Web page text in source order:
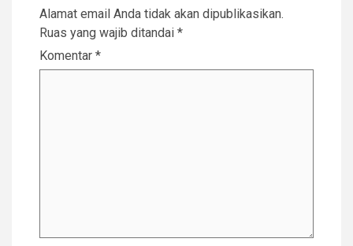
Alamat email Anda tidak akan dipublikasikan.
Ruas yang wajib ditandai *
Komentar *